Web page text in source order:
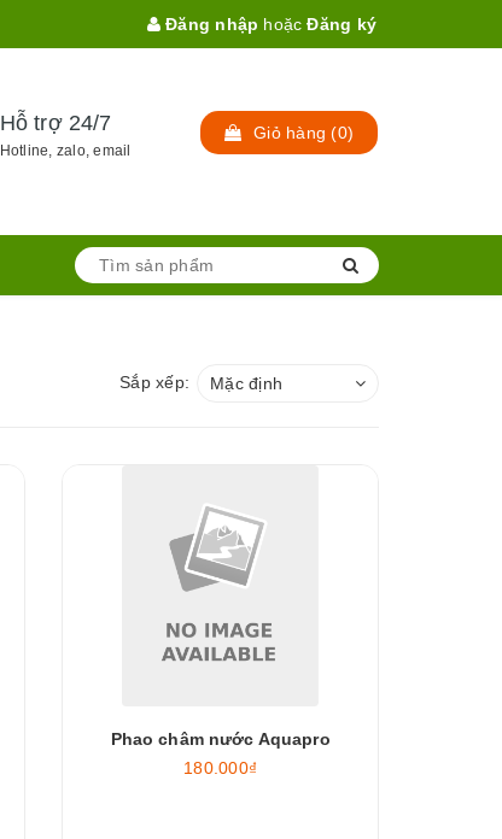
Đăng nhập hoặc Đăng ký
Hỗ trợ 24/7
Hotline, zalo, email
Giỏ hàng (0)
Sắp xếp: Mặc định
Phao châm nước Aquapro
180.000₫